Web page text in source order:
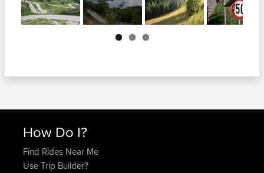
Next
How Do I?
Find Rides Near Me
Use Trip Builder?